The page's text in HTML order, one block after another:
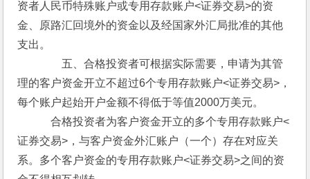
资者人民币特殊账户或专用存款账户<证券交易>的资
金、原路汇回境外的资金以及经国家外汇局批准的其他
支出。
五、合格投资者可根据实际需要，申请为其管
理的客户资金开立不超过6个专用存款账户<证券交易>，
每个账户起始开户金额不得低于等值2000万美元。
合格投资者为客户资金开立的多个专用存款账户<
证券交易>，与客户资金外汇账户（一个）存在对应关
系。多个客户资金的专用存款账户<证券交易>之间的资